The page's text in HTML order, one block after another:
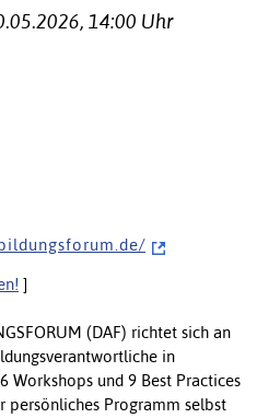
14:00 Uhr
i l d u n g s f o r u m . d e /
]
(DAF) richtet sich an
in
Workshops und 9 Best Practices
persönliches Programm selbst